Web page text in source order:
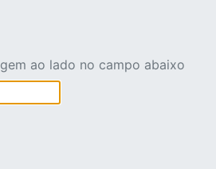
ao lado no campo abaixo